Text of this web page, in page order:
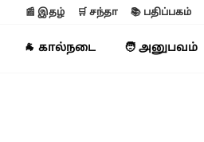
📰 இதழ் 🛒 சந்தா 📚 பதிப்பகம்
🐐 கால்நடை 🧑 அனுபவம்